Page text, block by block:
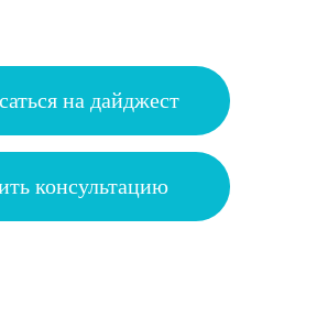
на дайджест
консультацию